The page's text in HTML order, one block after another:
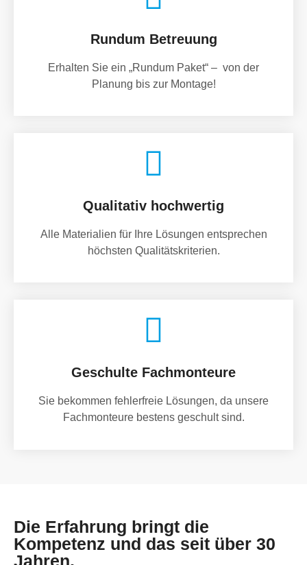
Rundum Betreuung
Erhalten Sie ein „Rundum Paket“ – von der
Planung bis zur Montage!
Qualitativ hochwertig
Alle Materialien für Ihre Lösungen entsprechen
höchsten Qualitätskriterien.
Geschulte Fachmonteure
Sie bekommen fehlerfreie Lösungen, da unsere
Fachmonteure bestens geschult sind.
Die Erfahrung bringt die
Kompetenz und das seit über 30
Jahren.